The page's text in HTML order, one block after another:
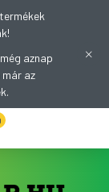
termékek
aznap
az